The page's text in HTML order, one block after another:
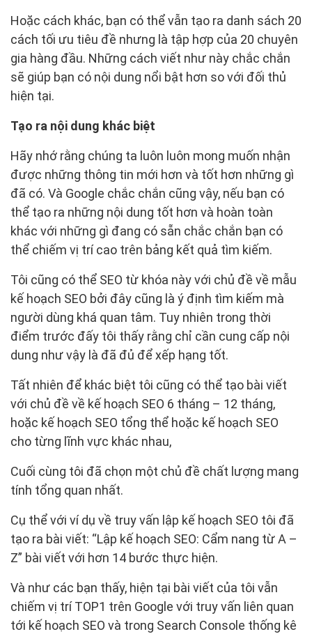
Hoặc cách khác, bạn có thể vẫn tạo ra danh sách 20
cách tối ưu tiêu đề nhưng là tập hợp của 20 chuyên
gia hàng đầu. Những cách viết như này chắc chắn
sẽ giúp bạn có nội dung nổi bật hơn so với đối thủ
hiện tại.
Tạo ra nội dung khác biệt
Hãy nhớ rằng chúng ta luôn luôn mong muốn nhận
được những thông tin mới hơn và tốt hơn những gì
đã có. Và Google chắc chắn cũng vậy, nếu bạn có
thể tạo ra những nội dung tốt hơn và hoàn toàn
khác với những gì đang có sẵn chắc chắn bạn có
thể chiếm vị trí cao trên bảng kết quả tìm kiếm.
Tôi cũng có thể SEO từ khóa này với chủ đề về mẫu
kế hoạch SEO bởi đây cũng là ý định tìm kiếm mà
người dùng khá quan tâm. Tuy nhiên trong thời
điểm trước đấy tôi thấy rằng chỉ cần cung cấp nội
dung như vậy là đã đủ để xếp hạng tốt.
Tất nhiên để khác biệt tôi cũng có thể tạo bài viết
với chủ đề về kế hoạch SEO 6 tháng – 12 tháng,
hoặc kế hoạch SEO tổng thể hoặc kế hoạch SEO
cho từng lĩnh vực khác nhau,
Cuối cùng tôi đã chọn một chủ đề chất lượng mang
tính tổng quan nhất.
Cụ thể với ví dụ về truy vấn lập kế hoạch SEO tôi đã
tạo ra bài viết: “Lập kế hoạch SEO: Cẩm nang từ A –
Z” bài viết với hơn 14 bước thực hiện.
Và như các bạn thấy, hiện tại bài viết của tôi vẫn
chiếm vị trí TOP1 trên Google với truy vấn liên quan
tới kế hoạch SEO và trong Search Console thống kê